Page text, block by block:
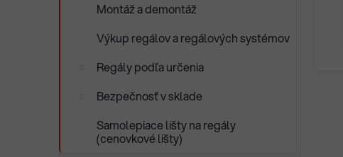
Montáž a demontáž
Výkup regálov a regálových systémov
Regály podľa určenia
Bezpečnosť v sklade
Samolepiace lišty na regály
(cenovkové lišty)